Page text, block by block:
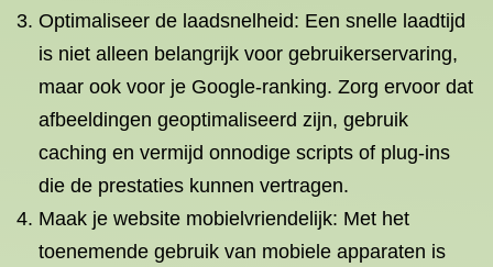
Optimaliseer de laadsnelheid: Een snelle laadtijd
is niet alleen belangrijk voor gebruikerservaring,
maar ook voor je Google-ranking. Zorg ervoor dat
afbeeldingen geoptimaliseerd zijn, gebruik
caching en vermijd onnodige scripts of plug-ins
die de prestaties kunnen vertragen.
Maak je website mobielvriendelijk: Met het
toenemende gebruik van mobiele apparaten is